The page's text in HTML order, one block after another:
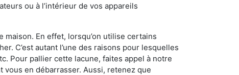
ou à l’intérieur de vos appareils
En effet, lorsqu’on utilise certains
C’est autant l’une des raisons pour lesquelles
Pour pallier cette lacune, faites appel à notre
en débarrasser. Aussi, retenez que